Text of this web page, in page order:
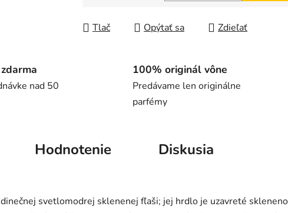
Tlač Opýtať sa Zdieľať
nad 50
100% originál vône
Predávame len originálne
parfémy
Hodnotenie Diskusia
svetlomodrej sklenenej fľaši; jej hrdlo je uzavreté